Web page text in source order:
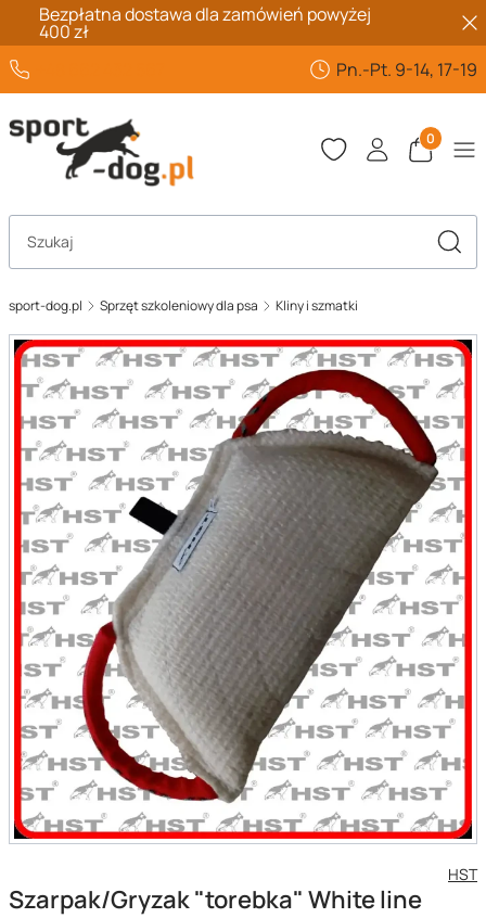
Bezpłatna dostawa dla zamówień powyżej
400 zł
Pn.-Pt. 9-14, 17-19
Produkty
Otwórz wyszukiwarkę
sport-dog.pl Sprzęt szkoleniowy dla psa Kliny i szmatki
HST
Szarpak/Gryzak "torebka" White line